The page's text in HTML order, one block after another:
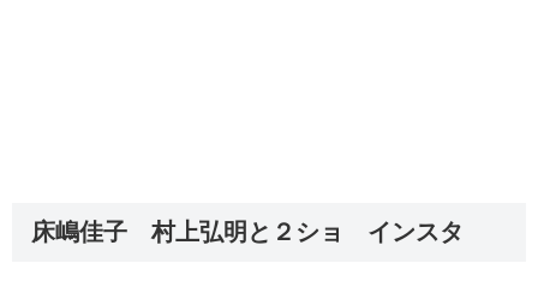
床嶋佳子 村上弘明と２ショ インスタ